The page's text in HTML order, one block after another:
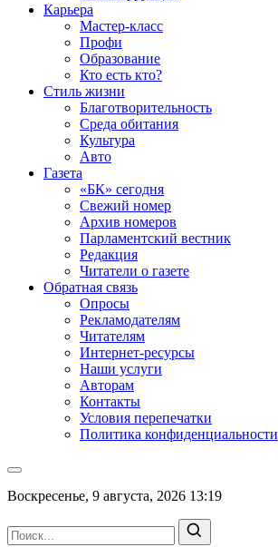
Карьера
Мастер-класс
Профи
Образование
Кто есть кто?
Стиль жизни
Благотворительность
Среда обитания
Культура
Авто
Газета
«БК» сегодня
Свежий номер
Архив номеров
Парламентский вестник
Редакция
Читатели о газете
Обратная связь
Опросы
Рекламодателям
Читателям
Интернет-ресурсы
Наши услуги
Авторам
Контакты
Условия перепечатки
Политика конфиденциальности
Воскресенье, 9 августа, 2026 13:19